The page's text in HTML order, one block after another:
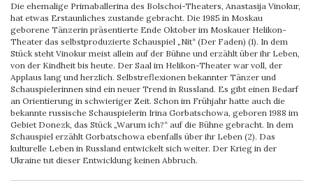
Die ehemalige Primaballerina des Bolschoi-Theaters, Anastasija Vinokur,
hat etwas Erstaunliches zustande gebracht. Die 1985 in Moskau
geborene Tänzerin präsentierte Ende Oktober im Moskauer Helikon-
Theater das selbstproduzierte Schauspiel „Nit“ (Der Faden) (1). In dem
Stück steht Vinokur meist allein auf der Bühne und erzählt über ihr Leben,
von der Kindheit bis heute. Der Saal im Helikon-Theater war voll, der
Applaus lang und herzlich. Selbstreflexionen bekannter Tänzer und
Schauspielerinnen sind ein neuer Trend in Russland. Es gibt einen Bedarf
an Orientierung in schwieriger Zeit. Schon im Frühjahr hatte auch die
bekannte russische Schauspielerin Irina Gorbatschowa, geboren 1988 im
Gebiet Donezk, das Stück „Warum ich?“ auf die Bühne gebracht. In dem
Schauspiel erzählt Gorbatschowa ebenfalls über ihr Leben (2). Das
kulturelle Leben in Russland entwickelt sich weiter. Der Krieg in der
Ukraine tut dieser Entwicklung keinen Abbruch.